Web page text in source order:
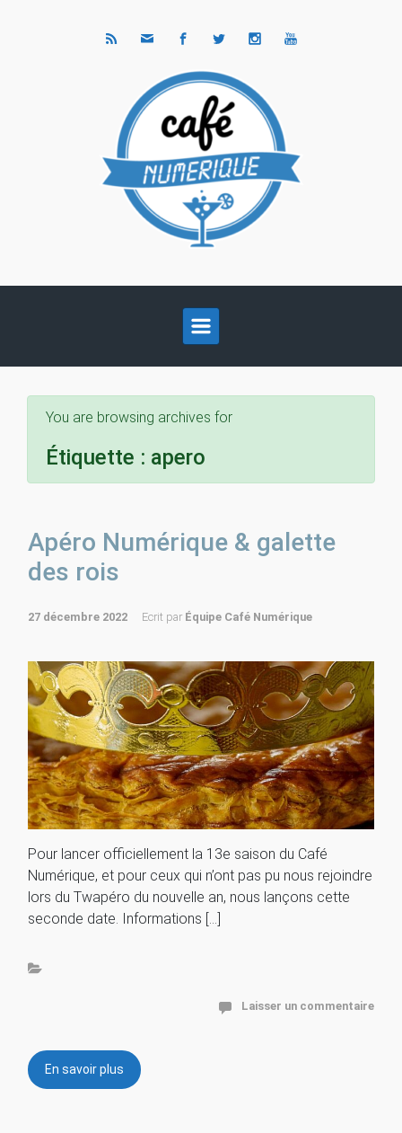
You are browsing archives for
Étiquette : apero
Apéro Numérique & galette
des rois
27 décembre 2022 Ecrit par Équipe Café Numérique
Pour lancer officiellement la 13e saison du Café
Numérique, et pour ceux qui n’ont pas pu nous rejoindre
lors du Twapéro du nouvelle an, nous lançons cette
seconde date. Informations […]
Laisser un commentaire
En savoir plus